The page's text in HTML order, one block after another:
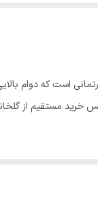
است که دوام
مستقیم از گلخانه